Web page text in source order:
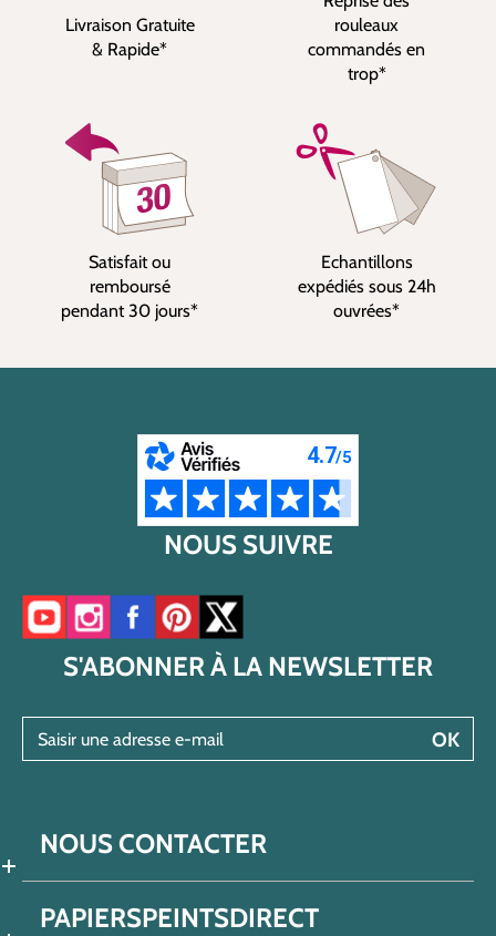
Livraison Gratuite
& Rapide*
rouleaux
commandés en
trop*
Satisfait ou
remboursé
pendant 30 jours*
Echantillons
expédiés sous 24h
ouvrées*
NOUS SUIVRE
Accéder à notre chaîne YouTube
Accéder à notre compte Instagram
Accéder à notre page Facebook
Accéder à notre compte Pinterest
Accéder à notre compte Twitter/X
S'ABONNER À LA NEWSLETTER
OK
NOUS CONTACTER
PAPIERSPEINTSDIRECT